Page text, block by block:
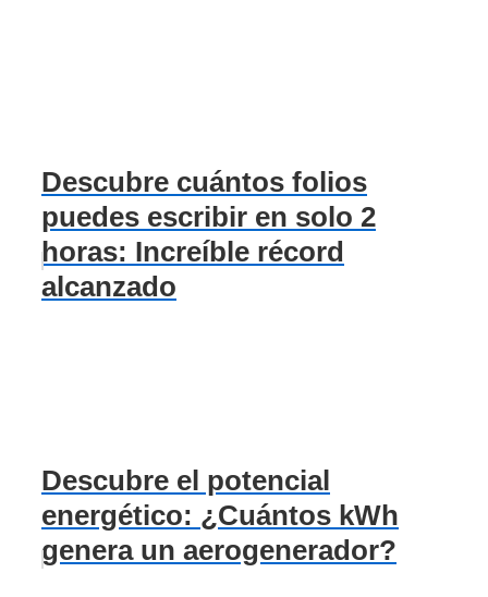
Descubre cuántos folios
puedes escribir en solo 2
horas: Increíble récord
alcanzado
Descubre el potencial
energético: ¿Cuántos kWh
genera un aerogenerador?